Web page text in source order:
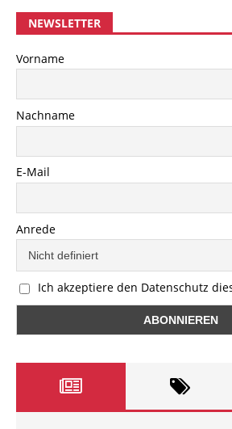
NEWSLETTER
Vorname
Nachname
E-Mail
Anrede
Ich akzeptiere den Datenschutz